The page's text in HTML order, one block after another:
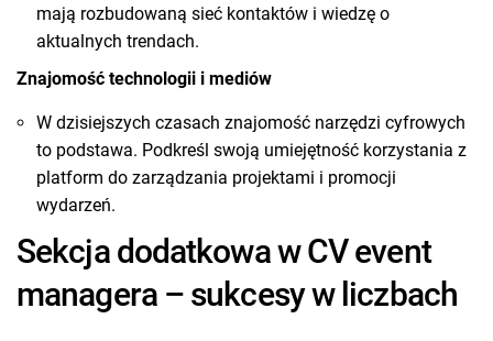
mają rozbudowaną sieć kontaktów i wiedzę o
aktualnych trendach.
Znajomość technologii i mediów
W dzisiejszych czasach znajomość narzędzi cyfrowych
to podstawa. Podkreśl swoją umiejętność korzystania z
platform do zarządzania projektami i promocji
wydarzeń.
Sekcja dodatkowa w CV event
managera – sukcesy w liczbach